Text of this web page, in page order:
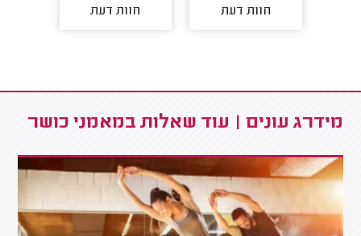
חוות דעת חוות דעת
מידרג עונים | עוד שאלות במאמני כושר